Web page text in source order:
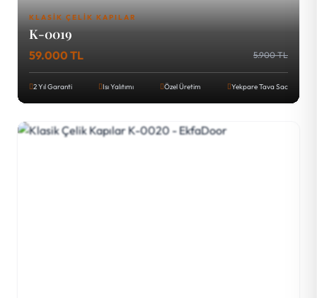
KLASIK ÇELIK KAPILAR
K-0019
59.000 TL 5.900 TL
2 Yıl Garanti Isı Yalıtımı Özel Üretim Yekpare Tava Sac